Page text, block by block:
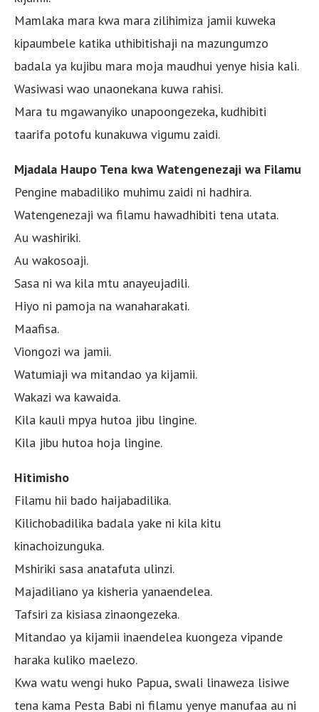
Mamlaka mara kwa mara zilihimiza jamii kuweka
kipaumbele katika uthibitishaji na mazungumzo
badala ya kujibu mara moja maudhui yenye hisia kali.
Wasiwasi wao unaonekana kuwa rahisi.
Mara tu mgawanyiko unapoongezeka, kudhibiti
taarifa potofu kunakuwa vigumu zaidi.
Mjadala Haupo Tena kwa Watengenezaji wa Filamu
Pengine mabadiliko muhimu zaidi ni hadhira.
Watengenezaji wa filamu hawadhibiti tena utata.
Au washiriki.
Au wakosoaji.
Sasa ni wa kila mtu anayeujadili.
Hiyo ni pamoja na wanaharakati.
Maafisa.
Viongozi wa jamii.
Watumiaji wa mitandao ya kijamii.
Wakazi wa kawaida.
Kila kauli mpya hutoa jibu lingine.
Kila jibu hutoa hoja lingine.
Hitimisho
Filamu hii bado haijabadilika.
Kilichobadilika badala yake ni kila kitu
kinachoizunguka.
Mshiriki sasa anatafuta ulinzi.
Majadiliano ya kisheria yanaendelea.
Tafsiri za kisiasa zinaongezeka.
Mitandao ya kijamii inaendelea kuongeza vipande
haraka kuliko maelezo.
Kwa watu wengi huko Papua, swali linaweza lisiwe
tena kama Pesta Babi ni filamu yenye manufaa au ni